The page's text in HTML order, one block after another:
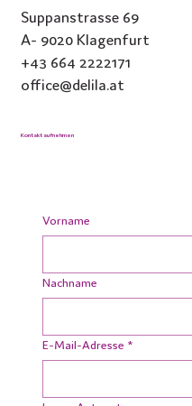
Suppanstrasse 69
A- 9020 Klagenfurt
+43 664 2222171
office@delila.at
Kontakt aufnehmen
Vorname
Nachname
E-Mail-Adresse *